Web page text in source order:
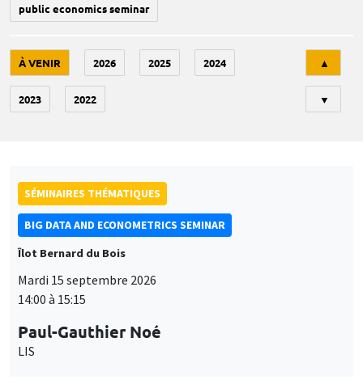
public economics seminar
À VENIR 2026 2025 2024
2023 2022
▲
▼
SÉMINAIRES THÉMATIQUES
BIG DATA AND ECONOMETRICS SEMINAR
Îlot Bernard du Bois
Mardi 15 septembre 2026
14:00 à 15:15
Paul-Gauthier Noé
LIS